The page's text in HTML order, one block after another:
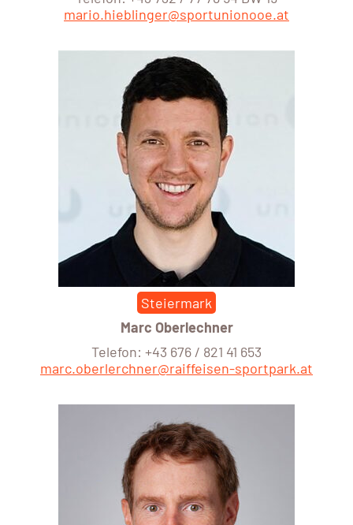
mario.hieblinger@sportunionooe.at
Steiermark
Marc Oberlechner
Telefon: +43 676 / 821 41 653
marc.oberlerchner@raiffeisen-sportpark.at